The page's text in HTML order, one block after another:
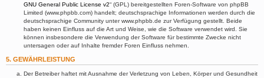
GNU General Public License v2“ (GPL) bereitgestellten Foren-Software von phpBB
Limited (www.phpbb.com) handelt; deutschsprachige Informationen werden durch die
deutschsprachige Community unter www.phpbb.de zur Verfügung gestellt. Beide
haben keinen Einfluss auf die Art und Weise, wie die Software verwendet wird. Sie
können insbesondere die Verwendung der Software für bestimmte Zwecke nicht
untersagen oder auf Inhalte fremder Foren Einfluss nehmen.
5. GEWÄHRLEISTUNG
Der Betreiber haftet mit Ausnahme der Verletzung von Leben, Körper und Gesundheit